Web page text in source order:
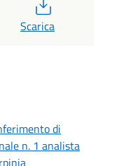
Scarica
di
n. 1 analista